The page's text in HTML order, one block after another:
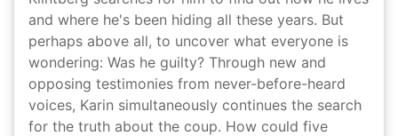
and where he's been hiding all these years. But
perhaps above all, to uncover what everyone is
wondering: Was he guilty? Through new and
opposing testimonies from never-before-heard
voices, Karin simultaneously continues the search
for the truth about the coup. How could five